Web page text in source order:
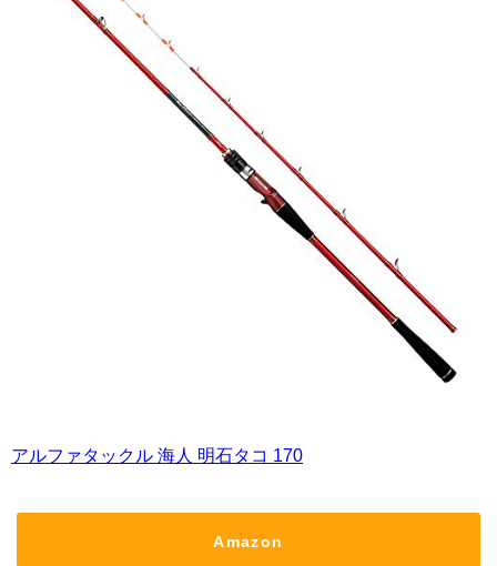
アルファタックル 海人 明石タコ 170
Amazon